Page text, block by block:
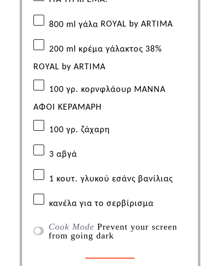
800 ml γάλα ROYAL by ARTIMA
200 ml κρέμα γάλακτος 38%
ROYAL by ARTIMA
100 γρ. κορνφλάουρ ΜΑΝΝΑ
ΑΦΟΙ ΚΕΡΑΜΑΡΗ
100 γρ. ζάχαρη
3 αβγά
1 κουτ. γλυκού εσάνς βανίλιας
κανέλα για το σερβίρισμα
Cook Mode Prevent your screen
from going dark